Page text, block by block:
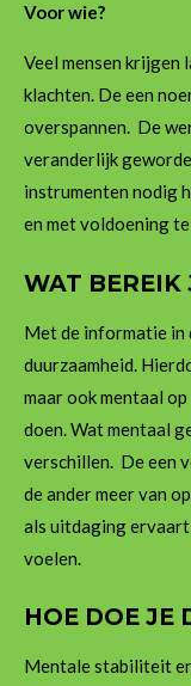
Voor wie?
Veel mensen
klachten. De een
overspannen. De
veranderlijk
instrumenten nodig
en met voldoening
WAT BEREIK
Met de informatie in
duurzaamheid.
maar ook mentaal
doen. Wat mentaal
verschillen. De een
de ander meer van
als uitdaging
voelen.
HOE DOE JE
Mentale stabiliteit